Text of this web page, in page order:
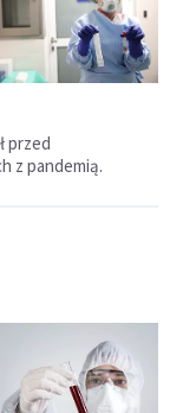
przed
z pandemią.